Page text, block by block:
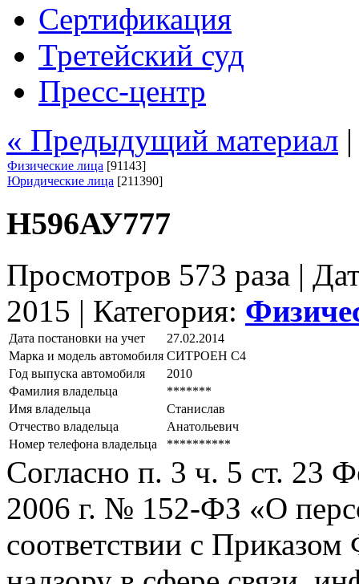
Сертификация
Третейский суд
Пресс-центр
« Предыдущий материал
Физические лица [91143]
Юридические лица [211390]
Н596АУ777
Просмотров 573 раза |
2015 | Категория:
Дата постановки на учет
27.02.2014
Марка и модель автомобиля СИТРОЕН С4
Год выпуска автомобиля
2010
Фамилия владельца
*******
Имя владельца
Станислав
Отчество владельца
Анатольевич
Номер телефона владельца
**********
Согласно п. 3 ч. 5 ст. 23
2006 г. № 152-ФЗ «О
соответствии с